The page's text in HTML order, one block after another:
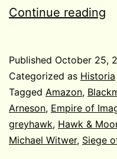
Continue reading
Published October 25,
Categorized as Historia
Tagged Amazon,
Arneson, Empire of
greyhawk, Hawk &
Michael Witwer, Siege